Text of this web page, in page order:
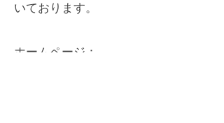
いております。
ホームページ：